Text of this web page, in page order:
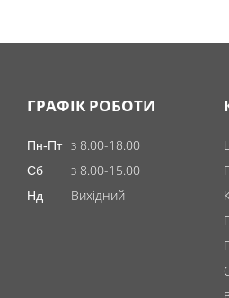
по Україні
+38 (066) 733
+38 (093) 733
733 0
info@hectare.ua
ГРАФІК РОБОТИ
Пн-Пт з 8.00-18.00
Сб з 8.00-15.00
Нд Вихідний